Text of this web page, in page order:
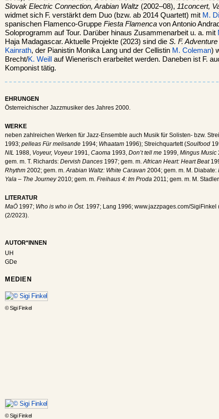
Slovak Electric Connection, Arabian Waltz (2002–08), 11concert,
widmet sich F. verstärkt dem Duo (bzw. ab 2014 Quartett) mit M.
spanischen Flamenco-Gruppe Fiesta Flamenca von Antonio
Soloprogramm auf Tour. Darüber hinaus Zusammenarbeit u. a. mit
Haja Madagascar. Aktuelle Projekte (2023) sind die S. F.
Kainrath, der Pianistin Monika Lang und der Cellistin M. Coleman)
Brecht/K. Weill
auf Wienerisch erarbeitet werden. Daneben ist F.
Komponist tätig.
EHRUNGEN
Österreichischer Jazzmusiker des Jahres 2000.
WERKE
neben zahlreichen Werken für Jazz-Ensemble auch Musik für Solisten- bzw.
1993; pelleas Für melisande 1994; Whaatam 1996); Streichquartett (Soulfood
NIL 1988, Voyeur, Voyeur1991, Caoma 1993, Don’t tell me 1999, Mingus Music
gem. m. T. Richards: Dervish Dances 1997; gem. m.African Heart: Heart Beat
Rhythm 2002; gem. m.Arabian Waltz: White Caravan 2004; gem. m. M. Diabate:
Yala – The Journey2010; gem. m. Freihaus 4: Im Proda 2011; gem. m. M.
LITERATUR
MaÖ 1997; Who is who in Öst. 1997; Lang 1996; www.jazzpages.com/
(2/2023).
AUTOR*INNEN
UH
GDe
MEDIEN
© Sigi Finkel
© Sigi Finkel